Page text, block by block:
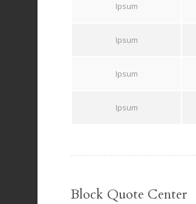
Ipsum
Ipsum
Ipsum
Ipsum
Block Quote Center